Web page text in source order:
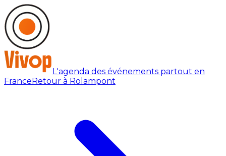
L'agenda des événements partout en
FranceRetour à Rolampont